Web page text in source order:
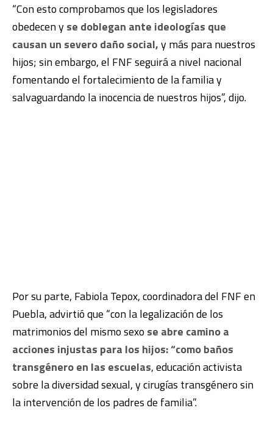
“Con esto comprobamos que los legisladores
obedecen yse doblegan ante ideologías que
causan un severo daño social,y más para nuestros
hijos; sin embargo, el FNF seguirá a nivel nacional
fomentando el fortalecimiento de la familia y
salvaguardando la inocencia de nuestros hijos”, dijo.
Por su parte, Fabiola Tepox, coordinadora del FNF en
Puebla, advirtió que “con la legalización de los
matrimonios del mismo sexo se abre camino a
acciones injustas para los hijos: “como baños
transgénero en las escuelas, educación activista
sobre la diversidad sexual, y cirugías transgénero sin
la intervención de los padres de familia”.